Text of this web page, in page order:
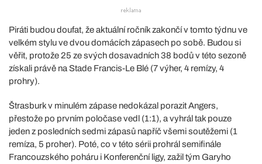
Piráti budou doufat, že aktuální ročník zakončí v tomto týdnu ve
velkém stylu ve dvou domácích zápasech po sobě. Budou si
věřit, protože 25 ze svých dosavadních 38 bodů v této sezoně
získali právě na Stade Francis-Le Blé (7 výher, 4 remízy, 4
prohry).
Štrasburk v minulém zápase nedokázal porazit Angers,
přestože po prvním poločase vedl (1:1), a vyhrál tak pouze
jeden z posledních sedmi zápasů napříč všemi soutěžemi (1
remíza, 5 proher). Poté, co v této sérii prohrál semifinále
Francouzského poháru i Konferenční ligy, zažil tým Garyho